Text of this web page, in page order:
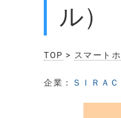
ル）
TOP > スマート
企業： ＳＩＲＡ